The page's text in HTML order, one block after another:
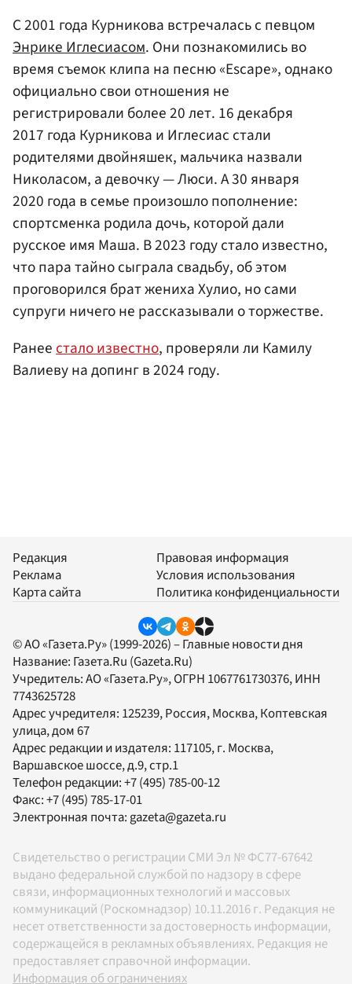
С 2001 года Курникова встречалась с певцом
Энрике Иглесиасом. Они познакомились во
время съемок клипа на песню «Escape», однако
официально свои отношения не
регистрировали более 20 лет. 16 декабря
2017 года Курникова и Иглесиас стали
родителями двойняшек, мальчика назвали
Николасом, а девочку — Люси. А 30 января
2020 года в семье произошло пополнение:
спортсменка родила дочь, которой дали
русское имя Маша. В 2023 году стало известно,
что пара тайно сыграла свадьбу, об этом
проговорился брат жениха Хулио, но сами
супруги ничего не рассказывали о торжестве.
Ранеестало известно, проверяли ли Камилу
Валиеву на допинг в 2024 году.
Редакция
Реклама
Карта сайта
Правовая информация
Условия использования
Политика конфиденциальности
© АО «Газета.Ру» (1999-2026) – Главные новости дня
Название: Газета.Ru (Gazeta.Ru)
Учредитель:АО «Газета.Ру», ОГРН 1067761730376, ИНН
7743625728
Адрес учредителя: 125239, Россия, Москва, Коптевская
улица, дом 67
Адрес редакции и издателя: 117105, г. Москва,
Варшавское шоссе, д.9, стр.1
Телефон редакции:+7 (495) 785-00-12
Факс:+7 (495) 785-17-01
Электронная почта:gazeta@gazeta.ru
Свидетельство о регистрации СМИ Эл № ФС77-67642
выдано федеральной службой по надзору в сфере
связи, информационных технологий и массовых
коммуникаций (Роскомнадзор) 10.11.2016 г. Редакция не
несет ответственности за достоверность информации,
содержащейся в рекламных объявлениях. Редакция не
предоставляет справочной информации.
Информация об ограничениях